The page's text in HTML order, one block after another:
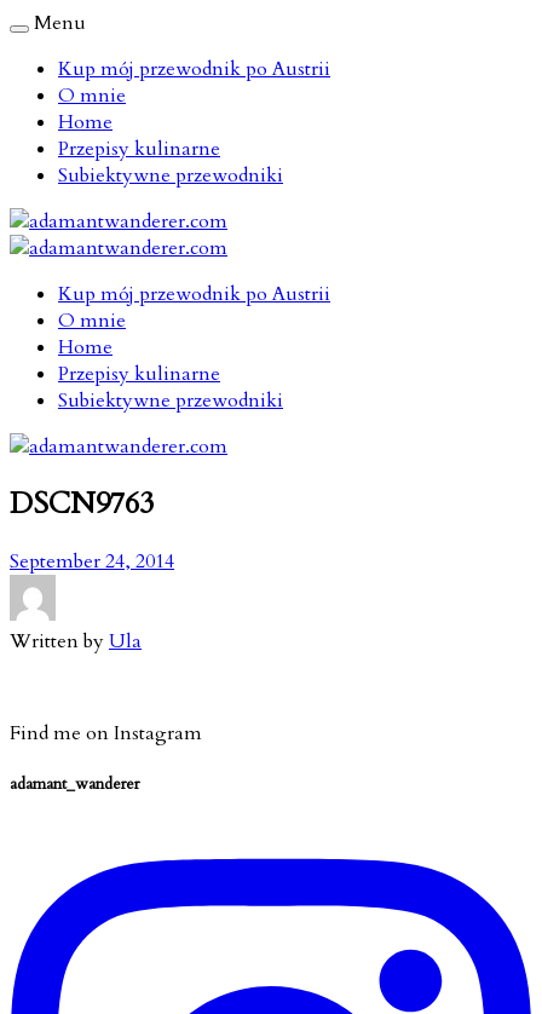
Menu
Kup mój przewodnik po Austrii
O mnie
Home
Przepisy kulinarne
Subiektywne przewodniki
Kup mój przewodnik po Austrii
O mnie
Home
Przepisy kulinarne
Subiektywne przewodniki
DSCN9763
September 24, 2014
Written byUla
Find me on Instagram
adamant_wanderer